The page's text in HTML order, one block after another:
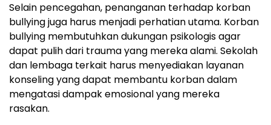
Selain pencegahan, penanganan terhadap korban
bullying juga harus menjadi perhatian utama. Korban
bullying membutuhkan dukungan psikologis agar
dapat pulih dari trauma yang mereka alami. Sekolah
dan lembaga terkait harus menyediakan layanan
konseling yang dapat membantu korban dalam
mengatasi dampak emosional yang mereka
rasakan.